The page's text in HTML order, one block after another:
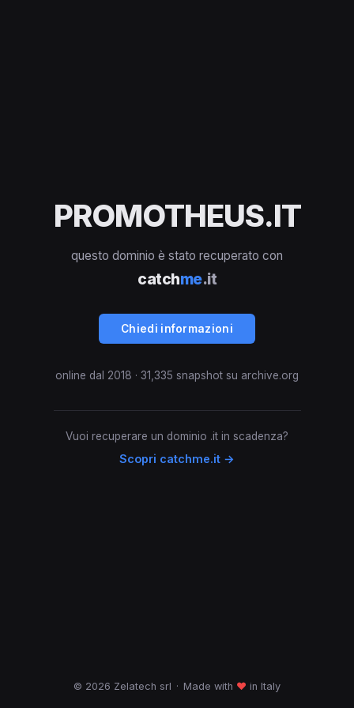
PROMOTHEUS.IT
questo dominio è stato recuperato con
catchme.it
Chiedi informazioni
online dal 2018 · 31,335 snapshot su archive.org
Vuoi recuperare un dominio .it in scadenza?
Scopri catchme.it →
© 2026 Zelatech srl · Made with ♥ in Italy